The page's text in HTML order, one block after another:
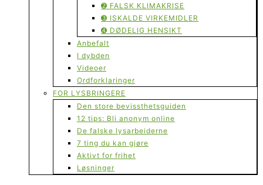
➋ FALSK KLIMAKRISE
➌ ISKALDE VIRKEMIDLER
➍ DØDELIG HENSIKT
Anbefalt
I dybden
Videoer
Ordforklaringer
FOR LYSBRINGERE
Den store bevissthetsguiden
12 tips: Bli anonym online
De falske lysarbeiderne
7 ting du kan gjøre
Aktivt for frihet
Løsninger